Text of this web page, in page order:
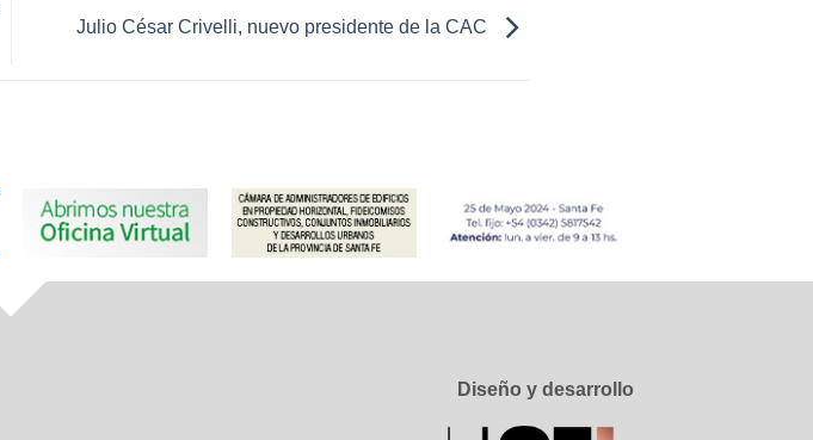
Julio César Crivelli, nuevo presidente de la CAC
Diseño y desarrollo